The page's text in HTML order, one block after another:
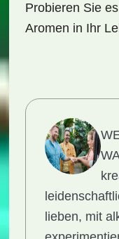
Probieren Sie
Aromen in Ihr
lieben, mit